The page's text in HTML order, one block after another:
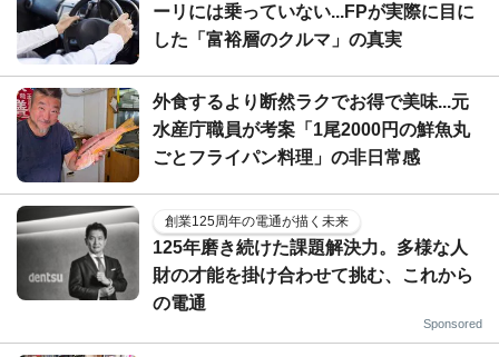
ーリには乗っていない...FPが実際に目に
した「富裕層のクルマ」の真実
外食するより断然ラクでお得で美味...元
水産庁職員が考案「1尾2000円の鮮魚丸
ごとフライパン料理」の非日常感
創業125周年の電通が描く未来
125年磨き続けた課題解決力。多様な人
財の才能を掛け合わせて挑む、これから
の電通
Sponsored